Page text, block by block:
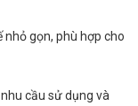
gọn, phù hợp cho
cầu sử dụng và